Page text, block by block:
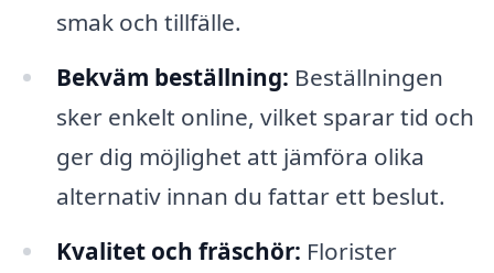
smak och tillfälle.
Bekväm beställning: Beställningen
sker enkelt online, vilket sparar tid och
ger dig möjlighet att jämföra olika
alternativ innan du fattar ett beslut.
Kvalitet och fräschör: Florister